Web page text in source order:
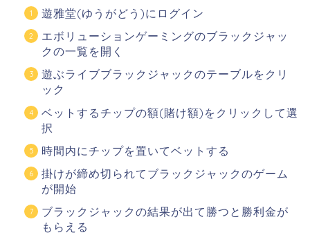
遊雅堂(ゆうがどう)にログイン
エボリューションゲーミングのブラックジャッ
クの一覧を開く
遊ぶライブブラックジャックのテーブルをクリ
ック
ベットするチップの額(賭け額)をクリックして選
択
時間内にチップを置いてベットする
掛けが締め切られてブラックジャックのゲーム
が開始
ブラックジャックの結果が出て勝つと勝利金が
もらえる